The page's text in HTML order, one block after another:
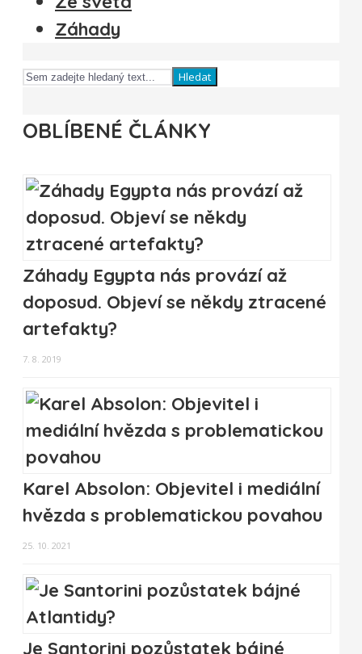
Záhady
Hledat
OBLÍBENÉ ČLÁNKY
Záhady Egypta nás provází až
doposud. Objeví se někdy ztracené
artefakty?
7. 8. 2019
Karel Absolon: Objevitel i mediální
hvězda s problematickou povahou
25. 10. 2021
Je Santorini pozůstatek bájné